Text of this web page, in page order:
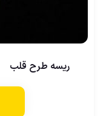
ریسه طرح قلب